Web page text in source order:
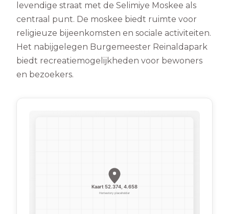
levendige straat met de Selimiye Moskee als
centraal punt. De moskee biedt ruimte voor
religieuze bijeenkomsten en sociale activiteiten.
Het nabijgelegen Burgemeester Reinaldapark
biedt recreatiemogelijkheden voor bewoners
en bezoekers.